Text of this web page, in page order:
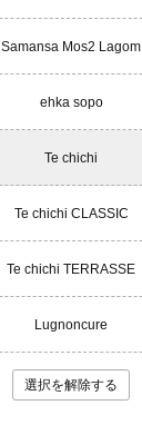
Samansa Mos2 Lagom
ehka sopo
Te chichi
Te chichi CLASSIC
Te chichi TERRASSE
Lugnoncure
選択を解除する